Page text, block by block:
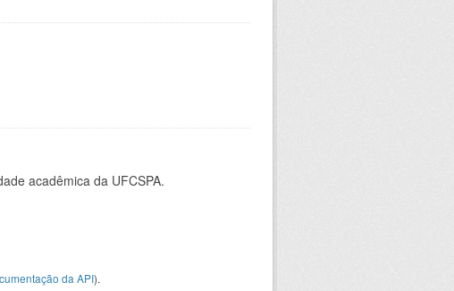
acadêmica da UFCSPA.
da API).